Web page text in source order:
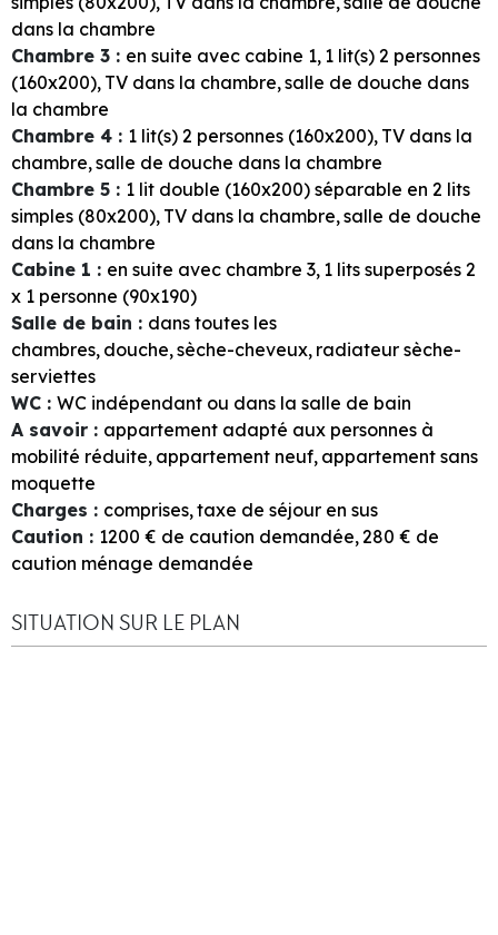
dans la chambre
Chambre 3 : en suite avec cabine 1 1 lit(s) 2 personnes
(160x200) TV dans la chambre salle de douche dans
la chambre
Chambre 4 : 1 lit(s) 2 personnes (160x200) TV dans la
chambre salle de douche dans la chambre
Chambre 5 : 1 lit double (160x200) séparable en 2 lits
simples (80x200) TV dans la chambre salle de douche
dans la chambre
Cabine 1 : en suite avec chambre 3 1 lits superposés 2
x 1 personne (90x190)
Salle de bain : dans toutes les
chambres douche sèche-cheveux radiateur sèche-
serviettes
WC : WC indépendant ou dans la salle de bain
A savoir : appartement adapté aux personnes à
mobilité réduite appartement neuf appartement sans
moquette
Charges : comprises taxe de séjour en sus
Caution : 1200 € de caution demandée 280 € de
caution ménage demandée
SITUATION SUR LE PLAN